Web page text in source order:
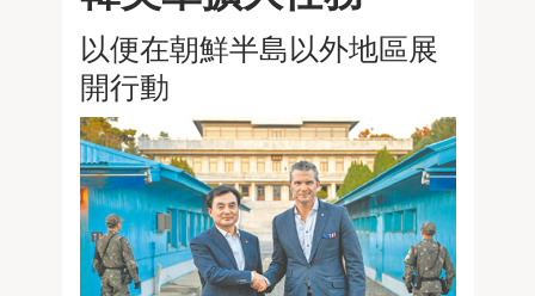
以便在朝鮮半島以外地區展
開行動